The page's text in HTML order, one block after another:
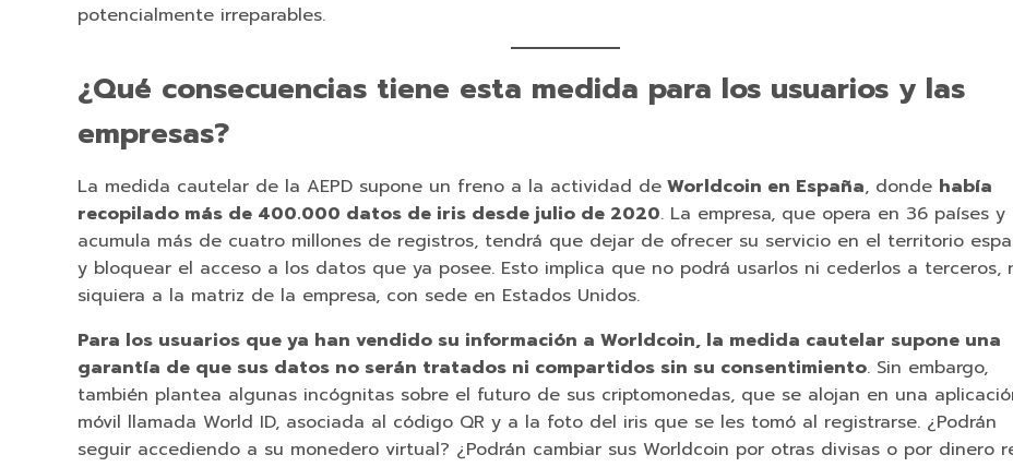
potencialmente irreparables.
¿Qué consecuencias tiene esta medida para los usuarios y las
empresas?
La medida cautelar de la AEPD supone un freno a la actividad de Worldcoin en España, donde había
recopilado más de 400.000 datos de iris desde julio de 2020. La empresa, que opera en 36 países y
acumula más de cuatro millones de registros, tendrá que dejar de ofrecer su servicio en el territorio
y bloquear el acceso a los datos que ya posee. Esto implica que no podrá usarlos ni cederlos a terceros,
siquiera a la matriz de la empresa, con sede en Estados Unidos.
Para los usuarios que ya han vendido su información a Worldcoin, la medida cautelar supone una
garantía de que sus datos no serán tratados ni compartidos sin su consentimiento. Sin embargo,
también plantea algunas incógnitas sobre el futuro de sus criptomonedas, que se alojan en una
móvil llamada World ID, asociada al código QR y a la foto del iris que se les tomó al registrarse. ¿Podrán
seguir accediendo a su monedero virtual? ¿Podrán cambiar sus Worldcoin por otras divisas o por dinero